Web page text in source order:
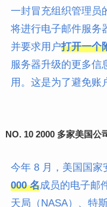
一封冒充组织管理员
将进行电子邮件服务
并要求用户打开一个
服务器升级的更多信
用。这是为了避免账
NO.10 2000 多家美国公
今年 8 月，美国国家
000 名成员的电子邮
天局（NASA）、特